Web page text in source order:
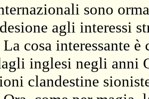
sono
agli interessi
cosa interessante
inglesi negli anni
clandestine